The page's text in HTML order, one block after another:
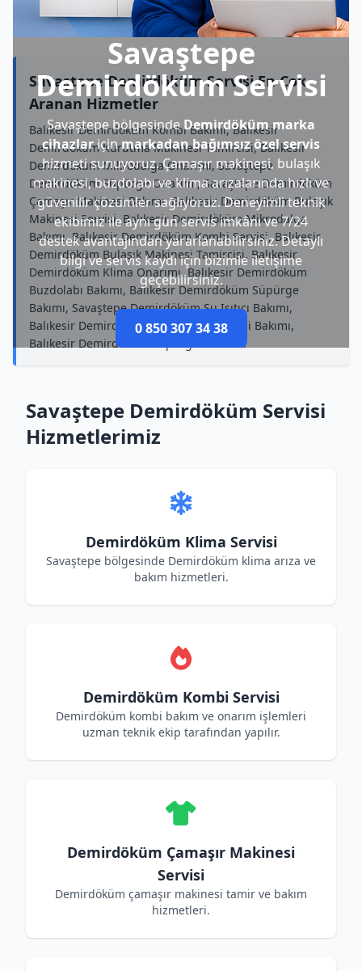
Savaştepe
Demirdöküm Servisi
Savaştepe bölgesindeDemirdöküm marka
cihazlariçinmarkadan bağımsız özel servis
hizmeti sunuyoruz. Çamaşır makinesi, bulaşık
makinesi, buzdolabı ve klima arızalarında hızlı ve
güvenilir çözümler sağlıyoruz. Deneyimli teknik
ekibimiz ile aynı gün servis imkânı ve 7/24
destek avantajından yararlanabilirsiniz. Detaylı
bilgi ve servis kaydı için bizimle iletişime
geçebilirsiniz.
0 850 307 34 38
Savaştepe Demirdöküm Servisi En Çok
Aranan Hizmetler
Balıkesir Demirdöküm Kombi Bakımı, Balıkesir
Demirdöküm Kurutma Makinesi Tamircisi, Balıkesir
Demirdöküm Mikrodalga Onarımı, Savaştepe
Demirdöküm Süpürge Onarımı, Savaştepe Demirdöküm
Çamaşır Makinesi Bakımı, Balıkesir Demirdöküm Bulaşık
Makinesi Servisi, Balıkesir Demirdöküm Mikrodalga
Bakımı, Balıkesir Demirdöküm Kombi Servisi, Balıkesir
Demirdöküm Bulaşık Makinesi Tamircisi, Balıkesir
Demirdöküm Klima Onarımı, Balıkesir Demirdöküm
Buzdolabı Bakımı, Balıkesir Demirdöküm Süpürge
Bakımı, Savaştepe Demirdöküm Su Isıtıcı Bakımı,
Balıkesir Demirdöküm Kurutma Makinesi Bakımı,
Balıkesir Demirdöküm Süpürge Onarımı
Savaştepe Demirdöküm Servisi
Hizmetlerimiz
Demirdöküm Klima Servisi
Savaştepe bölgesinde Demirdöküm klima arıza ve
bakım hizmetleri.
Demirdöküm Kombi Servisi
Demirdöküm kombi bakım ve onarım işlemleri
uzman teknik ekip tarafından yapılır.
Demirdöküm Çamaşır Makinesi
Servisi
Demirdöküm çamaşır makinesi tamir ve bakım
hizmetleri.